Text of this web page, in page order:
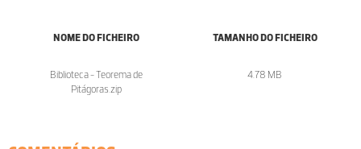
NOME DO FICHEIRO
Biblioteca - Teorema de
Pitágoras.zip
TAMANHO DO FICHEIRO
4.78 MB